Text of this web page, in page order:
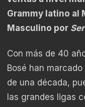
Grammy latino al
Masculino por
Con más de 40
Bosé han
de una década,
las grandes ligas